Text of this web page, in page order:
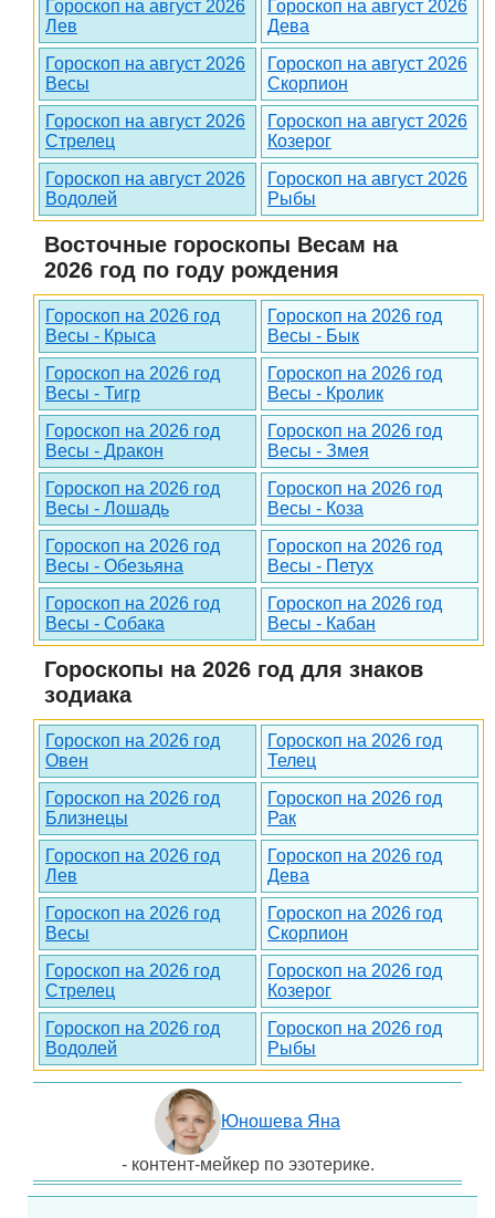
Гороскоп на август 2026
Лев
Гороскоп на август 2026
Дева
Гороскоп на август 2026
Весы
Гороскоп на август 2026
Скорпион
Гороскоп на август 2026
Стрелец
Гороскоп на август 2026
Козерог
Гороскоп на август 2026
Водолей
Гороскоп на август 2026
Рыбы
Восточные гороскопы Весам на
2026 год по году рождения
Гороскоп на 2026 год
Весы - Крыса
Гороскоп на 2026 год
Весы - Бык
Гороскоп на 2026 год
Весы - Тигр
Гороскоп на 2026 год
Весы - Кролик
Гороскоп на 2026 год
Весы - Дракон
Гороскоп на 2026 год
Весы - Змея
Гороскоп на 2026 год
Весы - Лошадь
Гороскоп на 2026 год
Весы - Коза
Гороскоп на 2026 год
Весы - Обезьяна
Гороскоп на 2026 год
Весы - Петух
Гороскоп на 2026 год
Весы - Собака
Гороскоп на 2026 год
Весы - Кабан
Гороскопы на 2026 год для знаков
зодиака
Гороскоп на 2026 год
Овен
Гороскоп на 2026 год
Телец
Гороскоп на 2026 год
Близнецы
Гороскоп на 2026 год
Рак
Гороскоп на 2026 год
Лев
Гороскоп на 2026 год
Дева
Гороскоп на 2026 год
Весы
Гороскоп на 2026 год
Скорпион
Гороскоп на 2026 год
Стрелец
Гороскоп на 2026 год
Козерог
Гороскоп на 2026 год
Водолей
Гороскоп на 2026 год
Рыбы
Юношева Яна
- контент-мейкер по эзотерике.